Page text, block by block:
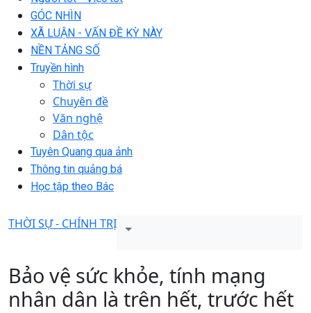
GÓC NHÌN
XÃ LUẬN - VẤN ĐỀ KỲ NÀY
NỀN TẢNG SỐ
Truyền hình
Thời sự
Chuyên đề
Văn nghệ
Dân tộc
Tuyên Quang qua ảnh
Thông tin quảng bá
Học tập theo Bác
THỜI SỰ - CHÍNH TRỊ
Bảo vệ sức khỏe, tính mạng
nhân dân là trên hết, trước hết